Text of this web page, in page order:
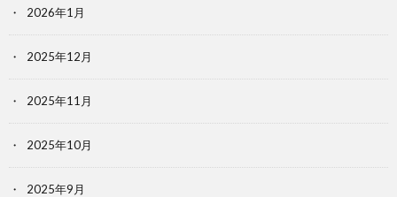
2026年1月
2025年12月
2025年11月
2025年10月
2025年9月